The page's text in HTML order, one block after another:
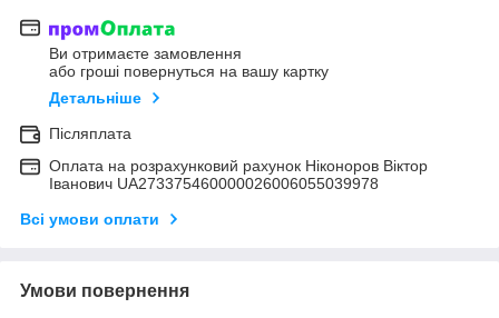
Ви отримаєте замовлення
або гроші повернуться на вашу картку
Детальніше
Післяплата
Оплата на розрахунковий рахунок Ніконоров Віктор
Іванович UA273375460000026006055039978
Всі умови оплати
Умови повернення